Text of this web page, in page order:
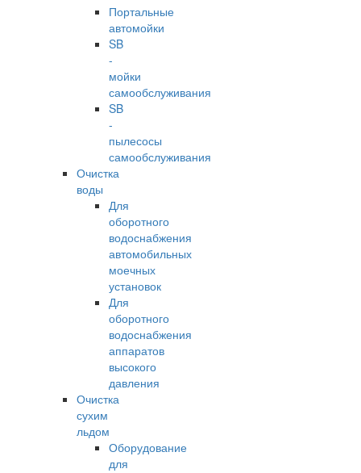
Портальные
автомойки
SB
-
мойки
самообслуживания
SB
-
пылесосы
самообслуживания
Очистка
воды
Для
оборотного
водоснабжения
автомобильных
моечных
установок
Для
оборотного
водоснабжения
аппаратов
высокого
давления
Очистка
сухим
льдом
Оборудование
для